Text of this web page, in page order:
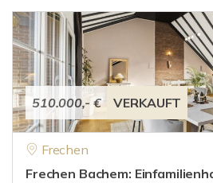
510.000,- € VERKAUFT
Frechen
Frechen Bachem: